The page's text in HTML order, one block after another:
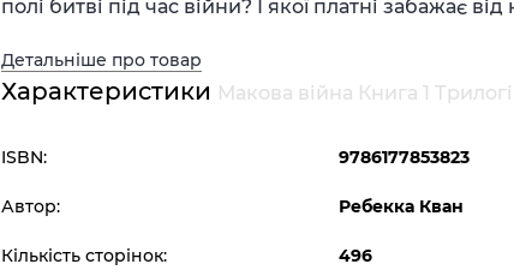
полі битві під час війни? І якої платні забажає
Детальніше про товар
Характеристики Макова війна Книга 1
ISBN: 9786177853823
Автор: Ребекка Кван
Кількість сторінок: 496